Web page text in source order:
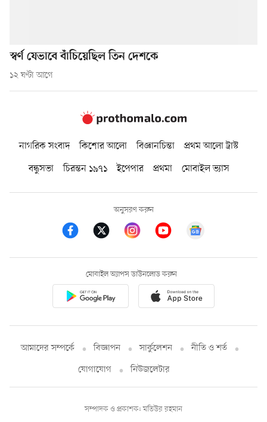
স্বর্ণ যেভাবে বাঁচিয়েছিল তিন দেশকে
১২ ঘণ্টা আগে
নাগরিক সংবাদ কিশোর আলো বিজ্ঞানচিন্তা
প্রথম আলো ট্রাস্ট
বন্ধুসভা
চিরন্তন ১৯৭১ ইপেপার প্রথমা মোবাইল ভ্যাস
অনুসরণ করুন
মোবাইল অ্যাপস ডাউনলোড করুন
আমাদের সম্পর্কে বিজ্ঞাপন সার্কুলেশন
নীতি ও শর্ত
যোগাযোগ
নিউজলেটার
সম্পাদক ও প্রকাশক: মতিউর রহমান